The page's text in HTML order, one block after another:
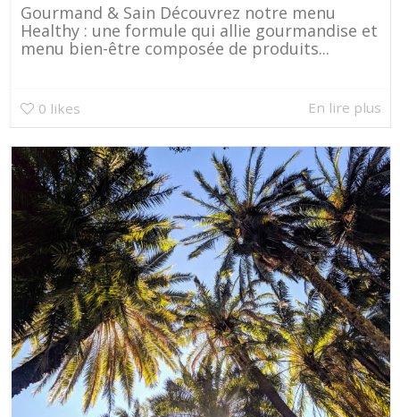
Gourmand & Sain Découvrez notre menu
Healthy : une formule qui allie gourmandise et
menu bien-être composée de produits...
0 likes En lire plus